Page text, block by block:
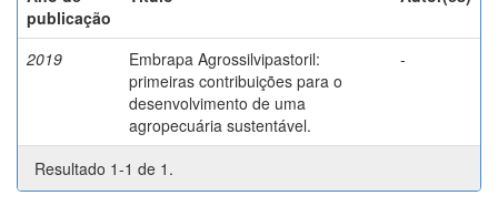
publicação
2019
Embrapa Agrossilvipastoril:
primeiras contribuições para o
desenvolvimento de uma
agropecuária sustentável.
-
Resultado 1-1 de 1.